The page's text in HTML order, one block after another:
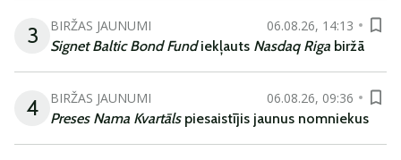
3 BIRŽAS JAUNUMI
06.08.26, 14:13
Signet Baltic Bond Fundiekļauts Nasdaq Riga biržā
4 BIRŽAS JAUNUMI
06.08.26, 09:36
Preses Nama Kvartāls piesaistījis jaunus nomniekus